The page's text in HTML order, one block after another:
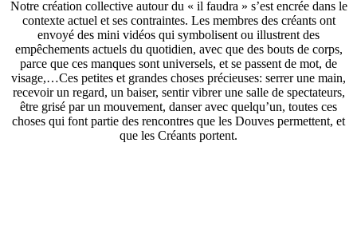
Notre création collective autour du « il faudra » s’est encrée dans le
contexte actuel et ses contraintes. Les membres des créants ont
envoyé des mini vidéos qui symbolisent ou illustrent des
empêchements actuels du quotidien, avec que des bouts de corps,
parce que ces manques sont universels, et se passent de mot, de
visage,…Ces petites et grandes choses précieuses: serrer une main,
recevoir un regard, un baiser, sentir vibrer une salle de spectateurs,
être grisé par un mouvement, danser avec quelqu’un, toutes ces
choses qui font partie des rencontres que les Douves permettent, et
que les Créants portent.